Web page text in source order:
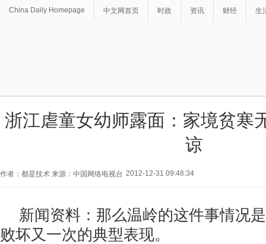
China Daily Homepage 中文网首页 时政 资讯 财经 生
浙江虐童女幼师露面：家境贫寒
谅
作者：都是技术 来源：中国网络电视台 2012-12-31 09:48:34
新闻资料：那么温岭的这件事情况
败坏又一次的典型表现。